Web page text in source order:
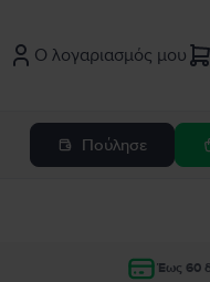
Ο λογαριασμός μου
Πούλησε
Έως 60